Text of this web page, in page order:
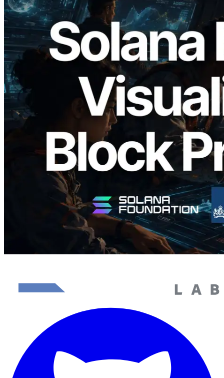
2026.05.24
Validators Solutions lance le Solana Block
Analyzer — Visualisation du temps de
production de bloc par slot et des
validateurs assignés